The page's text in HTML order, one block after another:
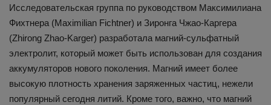
Исследовательская группа по руководством Максимилиана
Фихтнера (Maximilian Fichtner) и Зиронга Чжао-Каргера
(Zhirong Zhao-Karger) разработала магний-сульфатный
электролит, который может быть использован для создания
аккумуляторов нового поколения. Магний имеет более
высокую плотность хранения заряженных частиц, нежели
популярный сегодня литий. Кроме того, важно, что магний